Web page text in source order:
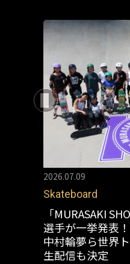
2026.07.09
Skateboard
「MURASAKI
選手が一挙発表
中村輪夢ら世界
生配信も決定